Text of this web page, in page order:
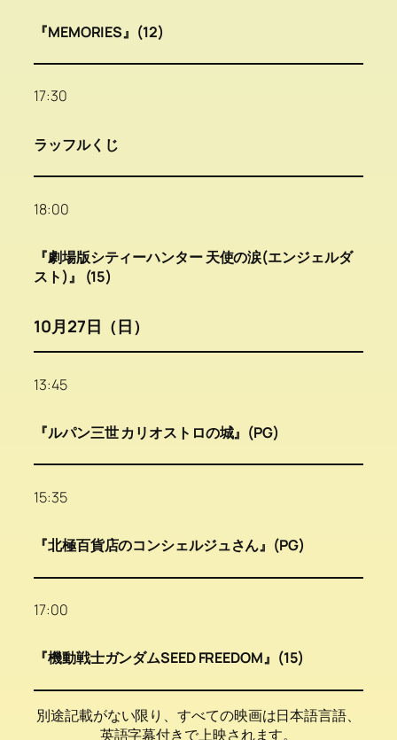
『MEMORIES』(12)
17:30
ラッフルくじ
18:00
『劇場版シティーハンター 天使の涙(エンジェルダ
スト)』 (15)
10月27日（日）
13:45
『ルパン三世 カリオストロの城』(PG)
15:35
『北極百貨店のコンシェルジュさん』(PG)
17:00
『機動戦士ガンダムSEED FREEDOM』(15)
別途記載がない限り、すべての映画は日本語言語、
英語字幕付きで上映されます。